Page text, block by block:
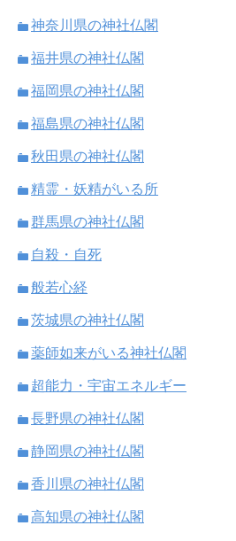
神奈川県の神社仏閣
福井県の神社仏閣
福岡県の神社仏閣
福島県の神社仏閣
秋田県の神社仏閣
精霊・妖精がいる所
群馬県の神社仏閣
自殺・自死
般若心経
茨城県の神社仏閣
薬師如来がいる神社仏閣
超能力・宇宙エネルギー
長野県の神社仏閣
静岡県の神社仏閣
香川県の神社仏閣
高知県の神社仏閣